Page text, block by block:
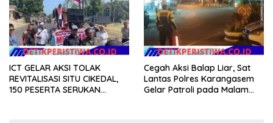
ICT GELAR AKSI TOLAK
REVITALISASI SITU CIKEDAL,
150 PESERTA SERUKAN
Cegah Aksi Balap Liar, Sat
Lantas Polres Karangasem
Gelar Patroli pada Malam